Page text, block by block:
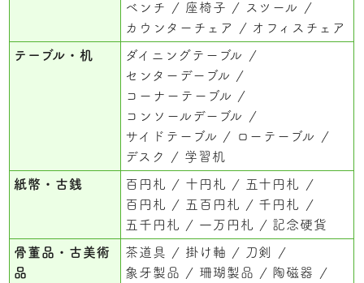
ベンチ
座椅子
スツール
カウンターチェア
オフィスチェア
テーブル・机
ダイニングテーブル
センターデーブル
コーナーテーブル
コンソールデーブル
サイドテーブル
ローテーブル
デスク
学習机
紙幣・古銭 百円札 十円札
五十円札
百円札
五百円札
千円札
五千円札
一万円札 記念硬貨
骨董品・古美術
品
茶道具 掛け軸
刀剣
象牙製品
珊瑚製品
陶磁器